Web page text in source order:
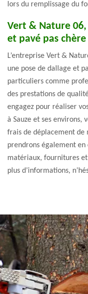
lors du remplissage du
Vert & Nature
et pavé pas chère
L’entreprise Vert &
une pose de dallage et
particuliers comme
des prestations de
engagez pour réaliser
à Sauze et ses environs,
frais de déplacement de
prendrons également
matériaux, fournitures
plus d’informations,